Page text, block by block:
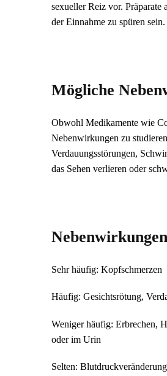
sexueller Reiz vor.
der Einnahme zu spüren
Mögliche
Obwohl Medikamente wie
Nebenwirkungen zu
Verdauungsstörungen,
das Sehen verlieren oder
Sehr häufig: Kopfschmerzen
Häufig: Gesichtsrötung,
Weniger häufig: Erbrechen,
oder im Urin
Selten: